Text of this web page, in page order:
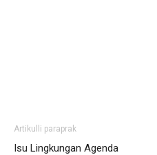
Artikulli paraprak
Isu Lingkungan Agenda